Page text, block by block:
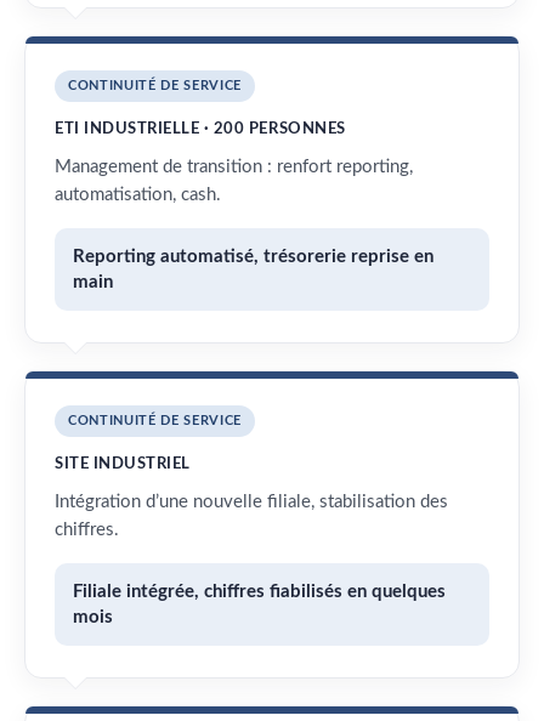
CONTINUITÉ DE SERVICE
ETI INDUSTRIELLE · 200 PERSONNES
Management de transition : renfort reporting,
automatisation, cash.
Reporting automatisé, trésorerie reprise en
main
CONTINUITÉ DE SERVICE
SITE INDUSTRIEL
Intégration d’une nouvelle filiale, stabilisation des
chiffres.
Filiale intégrée, chiffres fiabilisés en quelques
mois